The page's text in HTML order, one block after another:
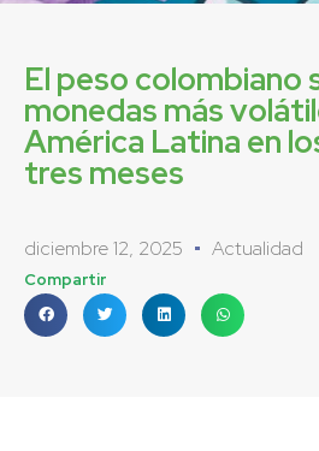
El peso colombiano
monedas más
América Latina en
tres meses
diciembre 12, 2025 Actualidad
Compartir